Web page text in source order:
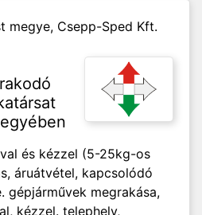
megye, Csepp-Sped Kft.
és kézzel (5-25kg-os
áruátvétel, kapcsolódó
gépjárművek megrakása,
kézzel. telephely,